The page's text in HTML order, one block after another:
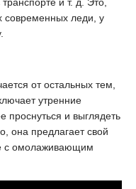
современных леди, у
от остальных тем,
утренние
проснуться и выглядеть
она предлагает свой
с омолаживающим